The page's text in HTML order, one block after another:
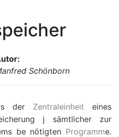
Schönborn
s der Zentraleinheit eines
j sämtlicher zur
be nötigten Programme.